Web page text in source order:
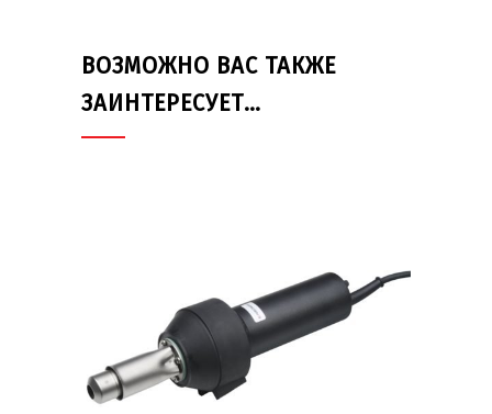
ВОЗМОЖНО ВАС ТАКЖЕ
ЗАИНТЕРЕСУЕТ…